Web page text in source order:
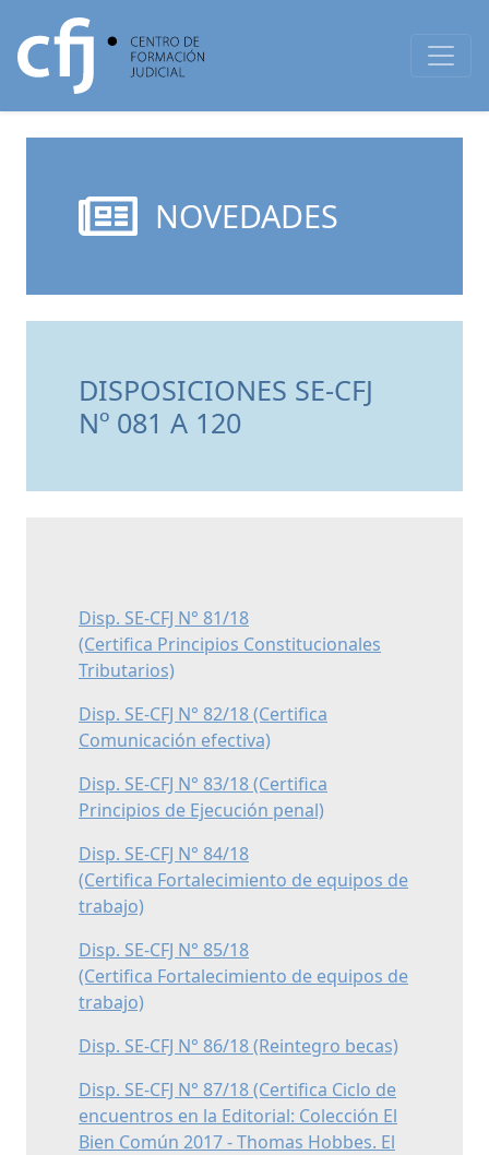
NOVEDADES
DISPOSICIONES SE-CFJ
Nº 081 A 120
Disp. SE-CFJ N° 81/18
(Certifica Principios Constitucionales
Tributarios)
Disp. SE-CFJ N° 82/18 (Certifica
Comunicación efectiva)
Disp. SE-CFJ N° 83/18 (Certifica
Principios de Ejecución penal)
Disp. SE-CFJ N° 84/18
(Certifica Fortalecimiento de equipos de
trabajo)
Disp. SE-CFJ N° 85/18
(Certifica Fortalecimiento de equipos de
trabajo)
Disp. SE-CFJ N° 86/18 (Reintegro becas)
Disp. SE-CFJ N° 87/18 (Certifica Ciclo de
encuentros en la Editorial: Colección El
Bien Común 2017 - Thomas Hobbes. El